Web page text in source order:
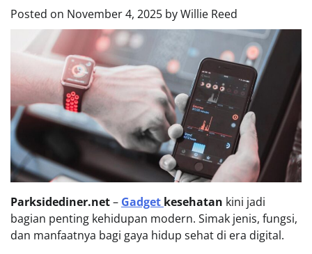
Posted on November 4, 2025 byWillie Reed
Parksidediner.net– Gadget kesehatan kini jadi
bagian penting kehidupan modern. Simak jenis, fungsi,
dan manfaatnya bagi gaya hidup sehat di era digital.